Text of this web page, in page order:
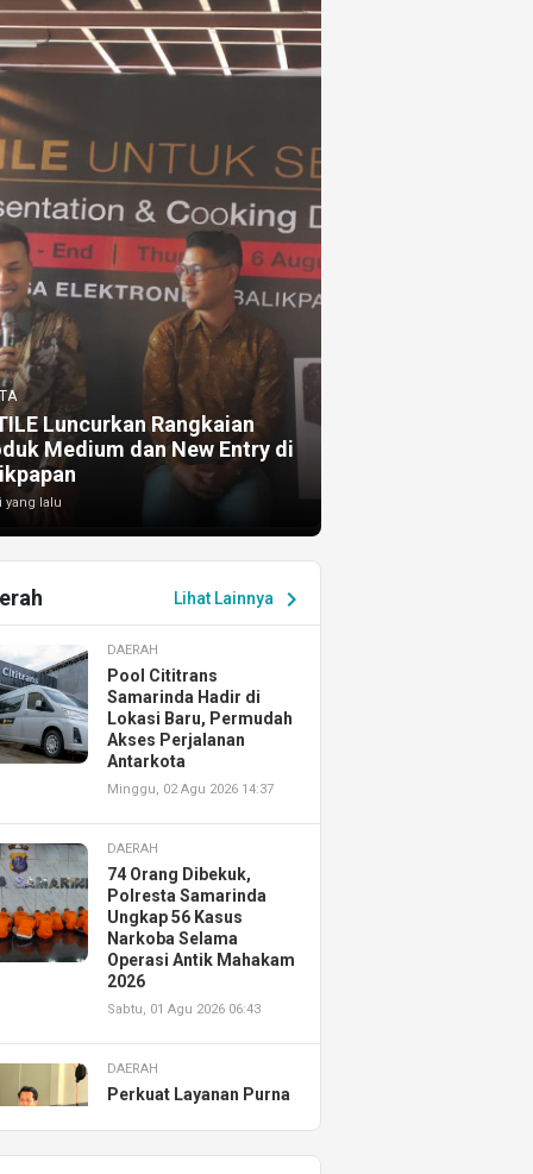
Luncurkan Rangkaian
Medium dan New Entry di
yang lalu
Lihat Lainnya chevron_right
DAERAH
Pool Cititrans
Samarinda Hadir di
Lokasi Baru, Permudah
Akses Perjalanan
Antarkota
Minggu, 02 Agu 2026 14:37
DAERAH
74 Orang Dibekuk,
Polresta Samarinda
Ungkap 56 Kasus
Narkoba Selama
Operasi Antik Mahakam
2026
Sabtu, 01 Agu 2026 06:43
DAERAH
Perkuat Layanan Purna
Resmikan AHASS